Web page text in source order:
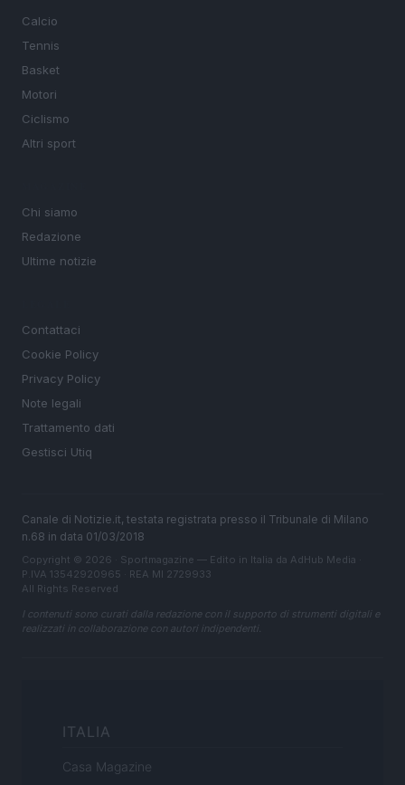
Calcio
Tennis
Basket
Motori
Ciclismo
Altri sport
Chi siamo
Redazione
Ultime notizie
Contattaci
Cookie Policy
Privacy Policy
Note legali
Trattamento dati
Gestisci Utiq
Canale di Notizie.it, testata registrata presso il Tribunale di Milano
n.68 in data 01/03/2018
Copyright © 2026 · Sportmagazine — Edito in Italia da AdHub Media
P.IVA 13542920965 · REA MI 2729933
All Rights Reserved
I contenuti sono curati dalla redazione con il supporto di strumenti digitali e
realizzati in collaborazione con autori indipendenti.
ITALIA
Casa Magazine